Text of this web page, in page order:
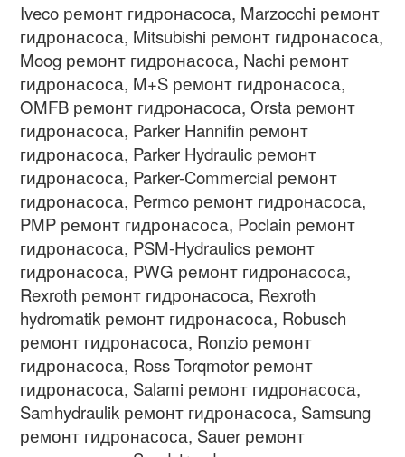
Iveco ремонт гидронасоса, Marzocchi ремонт
гидронасоса, Mitsubishi ремонт гидронасоса,
Moog ремонт гидронасоса, Nachi ремонт
гидронасоса, M+S ремонт гидронасоса,
OMFB ремонт гидронасоса, Orsta ремонт
гидронасоса, Parker Hannifin ремонт
гидронасоса, Parker Hydraulic ремонт
гидронасоса, Parker-Commercial ремонт
гидронасоса, Permco ремонт гидронасоса,
PMP ремонт гидронасоса, Poclain ремонт
гидронасоса, PSM-Hydraulics ремонт
гидронасоса, PWG ремонт гидронасоса,
Rexroth ремонт гидронасоса, Rexroth
hydromatik ремонт гидронасоса, Robusch
ремонт гидронасоса, Ronzio ремонт
гидронасоса, Ross Torqmotor ремонт
гидронасоса, Salami ремонт гидронасоса,
Samhydraulik ремонт гидронасоса, Samsung
ремонт гидронасоса, Sauer ремонт